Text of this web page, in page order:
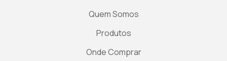
Quem Somos
Produtos
Onde Comprar